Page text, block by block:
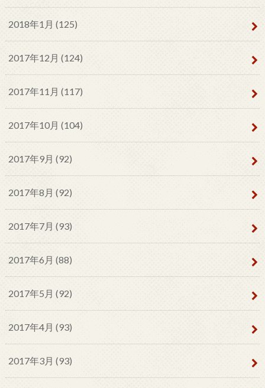
2018年1月 (125)
2017年12月 (124)
2017年11月 (117)
2017年10月 (104)
2017年9月 (92)
2017年8月 (92)
2017年7月 (93)
2017年6月 (88)
2017年5月 (92)
2017年4月 (93)
2017年3月 (93)